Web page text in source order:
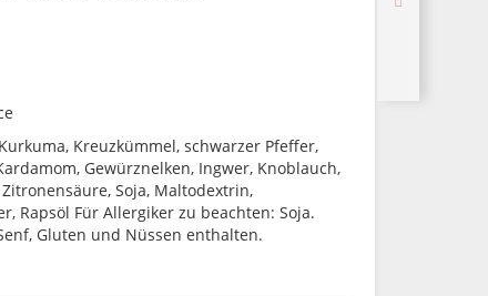
Kreuzkümmel, schwarzer Pfeffer,
Gewürznelken, Ingwer, Knoblauch,
Soja, Maltodextrin,
Rapsöl Für Allergiker zu beachten: Soja.
Gluten und Nüssen enthalten.